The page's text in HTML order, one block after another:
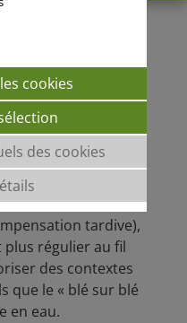
chez ASUR
Vignon,
chez Saaten-
du blé
l'essentiel de
aux stress
à leur enracinement
tardive),
régulier au fil
des contextes
que le « blé sur blé
en eau.
cookies
des cookies